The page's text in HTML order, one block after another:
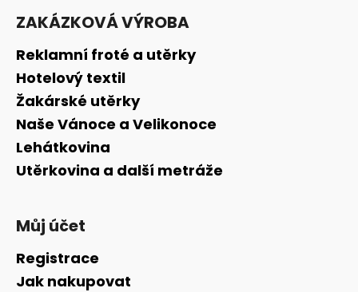
ZAKÁZKOVÁ VÝROBA
Reklamní froté a utěrky
Hotelový textil
Žakárské utěrky
Naše Vánoce a Velikonoce
Lehátkovina
Utěrkovina a další metráže
Můj účet
Registrace
Jak nakupovat